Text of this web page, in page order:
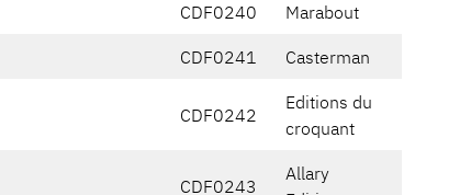
CDF0240 Marabout
CDF0241 Casterman
CDF0242
Editions du
croquant
CDF0243
Allary